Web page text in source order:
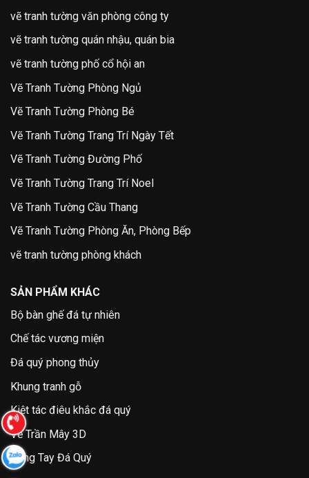
vẽ tranh tường văn phòng công ty
vẽ tranh tường quán nhậu, quán bia
vẽ tranh tường phố cổ hội an
Vẽ Tranh Tường Phòng Ngủ
Vẽ Tranh Tường Phòng Bé
Vẽ Tranh Tường Trang Trí Ngày Tết
Vẽ Tranh Tường Đường Phố
Vẽ Tranh Tường Trang Trí Noel
Vẽ Tranh Tường Cầu Thang
Vẽ Tranh Tường Phòng Ăn, Phòng Bếp
vẽ tranh tường phòng khách
SẢN PHẨM KHÁC
Bộ bàn ghế đá tự nhiên
Chế tác vương miện
Đá quý phong thủy
Khung tranh gỗ
Kiệt tác điêu khắc đá quý
Vẽ Trần Mây 3D
Vòng Tay Đá Quý